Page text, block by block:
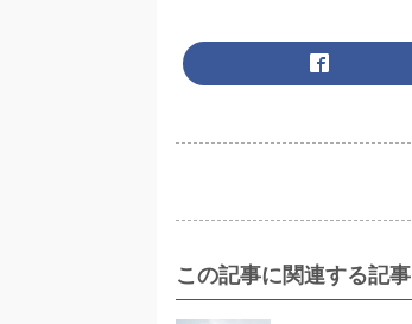
この記事に関連する記事